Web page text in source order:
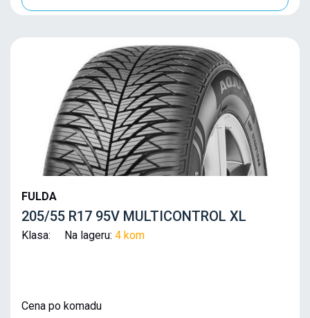
FULDA
205/55 R17 95V MULTICONTROL XL
Klasa: Na lageru: 4 kom
Cena po komadu